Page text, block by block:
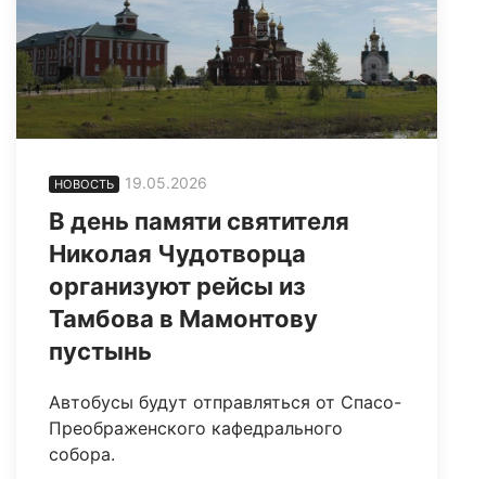
НОВОСТЬ 19.05.2026
В день памяти святителя
Николая Чудотворца
организуют рейсы из
Тамбова в Мамонтову
пустынь
Автобусы будут отправляться от Спасо-
Преображенского кафедрального
собора.